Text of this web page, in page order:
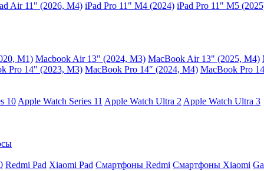
Air 11" (2026, M4) iPad Pro 11" M4 (2024) iPad Pro 11" M5
M1) Macbook Air 13" (2024, M3) MacBook Air 13" (2025, M4)
Pro 14" (2023, M3) MacBook Pro 14″ (2024, M4) MacBook Pro
10 Apple Watch Series 11 Apple Watch Ultra 2 Apple Watch Ultra 3
Redmi Pad Xiaomi Pad Смартфоны Redmi Смартфоны Xiaomi